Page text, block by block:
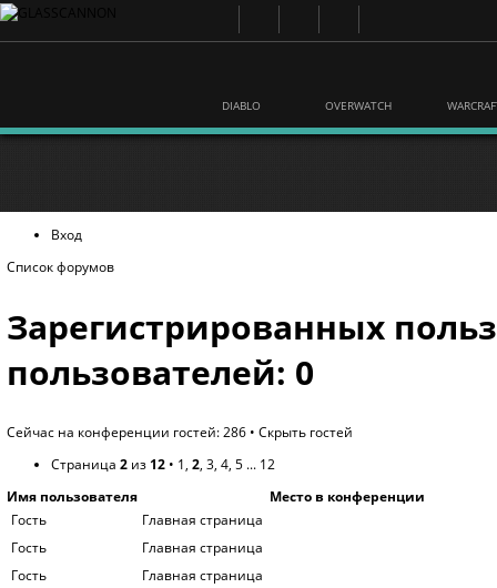
DIABLO OVERWATCH
Вход
Список форумов
Зарегистрированных
пользователей: 0
Сейчас на конференции гостей: 286 • Скрыть гостей
Страница 2 из 12 • 1, 2, 3, 4, 5 ... 12
Имя пользователя
Место в конференции
Гость
Главная страница
Гость
Главная страница
Гость
Главная страница